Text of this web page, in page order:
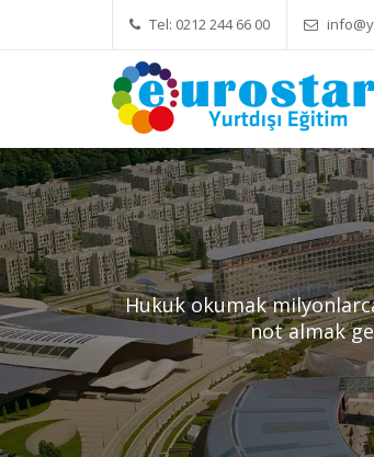
Tel: 0212 244 66 00Yök Denkliği Önemli
Hukuk okumak
not almak